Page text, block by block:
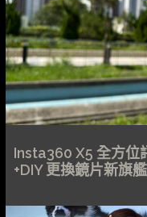
Insta360 X5 全方
+DIY 更換鏡片新旗艦